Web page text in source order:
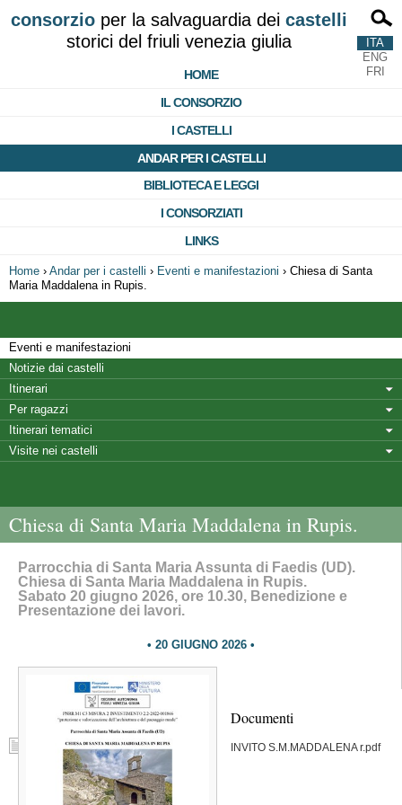
consorzioper la salvaguardia dei castelli
storici del friuli venezia giulia
HOME
IL CONSORZIO
I CASTELLI
ANDAR PER I CASTELLI
BIBLIOTECA E LEGGI
I CONSORZIATI
LINKS
ITA
ENG
FRI
Home › Andar per i castelli › Eventi e manifestazioni › Chiesa di Santa
Maria Maddalena in Rupis.
Eventi e manifestazioni
Notizie dai castelli
Itinerari
Per ragazzi
Itinerari tematici
Visite nei castelli
Chiesa di Santa Maria Maddalena in Rupis.
Parrocchia di Santa Maria Assunta di Faedis (UD).
Chiesa di Santa Maria Maddalena in Rupis.
Sabato 20 giugno 2026, ore 10.30, Benedizione e
Presentazione dei lavori.
20 GIUGNO 2026
Documenti
INVITO S.M.MADDALENA r.pdf